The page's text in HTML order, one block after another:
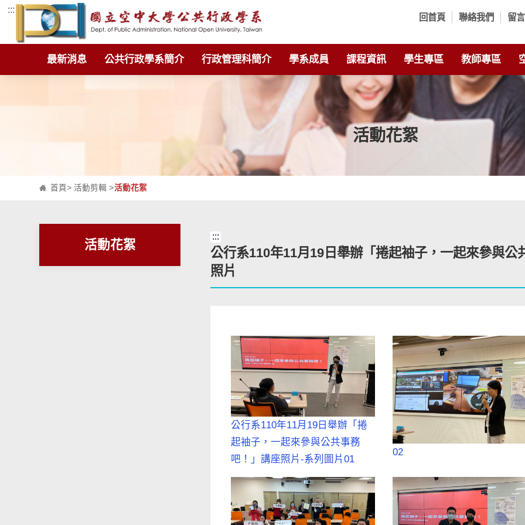
跳到主要內容區塊
:::
回首頁 聯絡我們 留
最新消息 公共行政學系簡介 行政管理科簡介 學系成員 課程資訊 學生專區 教師專區
活動花絮
首頁>活動剪輯 >活動花絮
活動花絮
:::
公行系110年11月19日舉辦「捲起袖子，一起來參與公
照片
公行系110年11月19日舉辦「捲
起袖子，一起來參與公共事務
吧！」講座照片-系列圖片01
02